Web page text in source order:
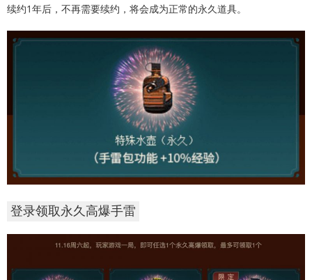
续约1年后，不再需要续约，将会成为正常的永久道具。
登录领取永久高爆手雷